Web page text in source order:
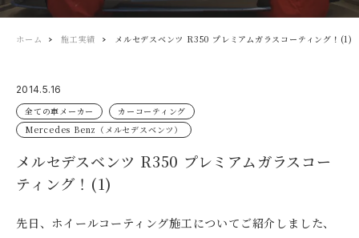
ホーム 施工実績 メルセデスベンツ R350 プレミアムガラスコーティング！(1)
2014.5.16
全ての車メーカー
カーコーティング
Mercedes Benz（メルセデスベンツ）
メルセデスベンツ R350 プレミアムガラスコー
ティング！(1)
先日、ホイールコーティング施工についてご紹介しました、